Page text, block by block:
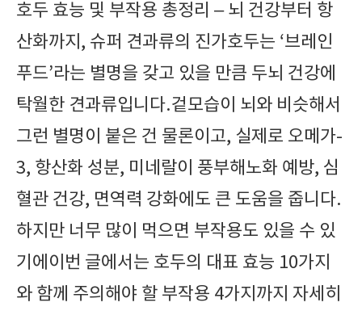
호두 효능 및 부작용 총정리 – 뇌 건강부터 항
산화까지, 슈퍼 견과류의 진가호두는 ‘브레인
푸드’라는 별명을 갖고 있을 만큼 두뇌 건강에
탁월한 견과류입니다.겉모습이 뇌와 비슷해서
그런 별명이 붙은 건 물론이고, 실제로 오메가-
3, 항산화 성분, 미네랄이 풍부해노화 예방, 심
혈관 건강, 면역력 강화에도 큰 도움을 줍니다.
하지만 너무 많이 먹으면 부작용도 있을 수 있
기에이번 글에서는 호두의 대표 효능 10가지
와 함께 주의해야 할 부작용 4가지까지 자세히